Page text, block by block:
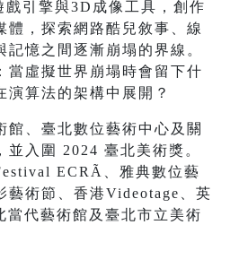
戲引擎與3D成像工具，創作
體，探索網路酷兒敘事、線
記憶之間逐漸崩塌的界線。
當虛擬世界崩塌時會留下什
演算法的架構中展開？
館、臺北數位藝術中心及關
並入圍 2024 臺北美術獎。
ECRÃ、雅典數位藝
藝術節、香港Videotage、英
當代藝術館及臺北市立美術